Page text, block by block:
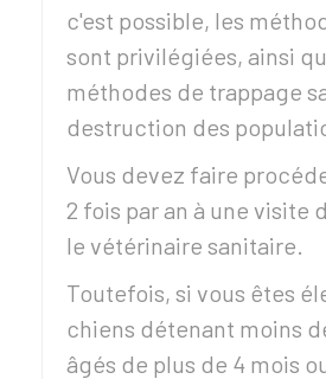
c'est possible, les
sont privilégiées, ainsi
méthodes de trappage
destruction des
Vous devez faire
2 fois par an à une visite
le vétérinaire sanitaire.
Toutefois, si vous êtes
chiens détenant moins
âgés de plus de 4 mois